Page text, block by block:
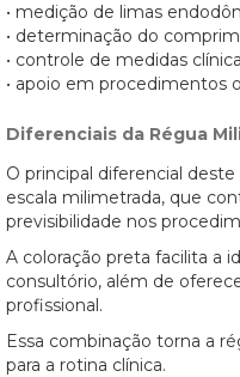
• medição de limas
• determinação do
• controle de medidas
• apoio em procedimentos
Diferenciais da Régua
O principal diferencial
escala milimetrada, que
previsibilidade nos
A coloração preta facilita a
consultório, além de
profissional.
Essa combinação torna a
para a rotina clínica.